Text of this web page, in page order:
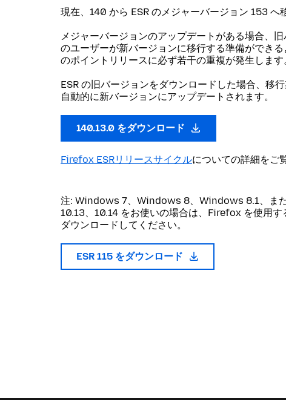
現在、140 から ESR のメジャーバージョン 153 へ
メジャーバージョンのアップデートがある場合、
のユーザーが新バージョンに移行する準備ができ
のポイントリリースに必ず若干の重複が発生します
ESR の旧バージョンをダウンロードした場合、移行
自動的に新バージョンにアップデートされます。
140.13.0 をダウンロード
Firefox ESRリリースサイクルについての詳細をご
注: Windows 7、Windows 8、Windows 8.1、また
10.13、10.14 をお使いの場合は、Firefox を使用す
ダウンロードしてください。
ESR 115 をダウンロード